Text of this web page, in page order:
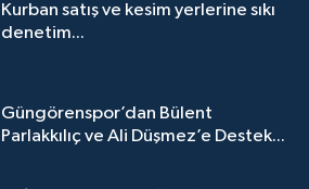
Kurban satış ve kesim yerlerine sıkı
denetim...
Güngörenspor’dan Bülent
Parlakkılıç ve Ali Düşmez’e Destek...